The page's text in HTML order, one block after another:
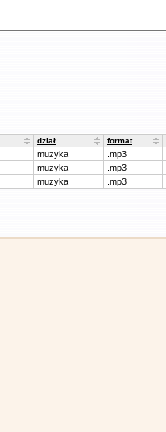
dział format
muzyka
.mp3
muzyka
.mp3
muzyka .mp3